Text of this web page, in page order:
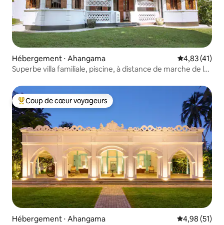
Hébergement ⋅ Ahangama Évaluation
4,83 (41)
Superbe villa familiale, piscine, à distance de marche de la
Coups de cœur voyageurs les plus appréciés
Coup de cœur voyageurs
Hébergement ⋅ Ahangama Évaluation
4,98 (51)